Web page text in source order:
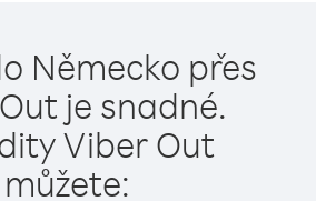
Německo přes
je snadné.
Viber Out
můžete: